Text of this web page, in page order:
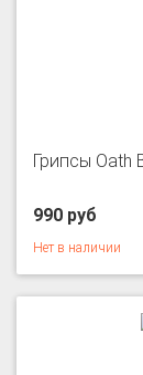
Грипсы Oath
990 руб
Нет в наличии